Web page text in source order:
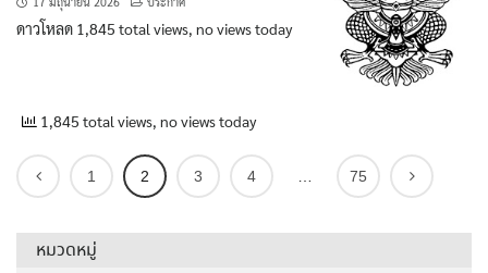
ดาวโหลด 1,845 total views, no views today
1,845 total views, no views today
1 2 3 4 … 75
หมวดหมู่